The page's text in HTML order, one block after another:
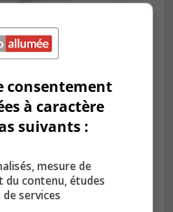
sur
consentement
à caractère
suivants :
mesure de
du contenu, études
services